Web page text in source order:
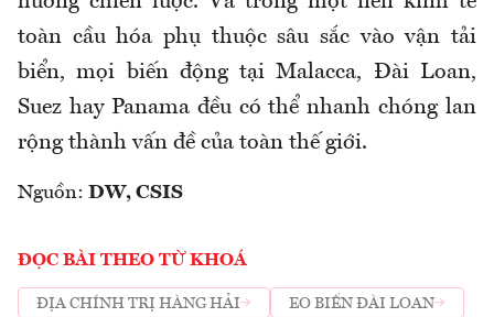
toàn cầu hóa phụ thuộc sâu sắc vào vận tải
biển, mọi biến động tại Malacca, Đài Loan,
Suez hay Panama đều có thể nhanh chóng lan
rộng thành vấn đề của toàn thế giới.
Nguồn: DW, CSIS
ĐỌC BÀI THEO TỪ KHOÁ
ĐỊA CHÍNH TRỊ HÀNG HẢI
EO BIỂN ĐÀI LOAN